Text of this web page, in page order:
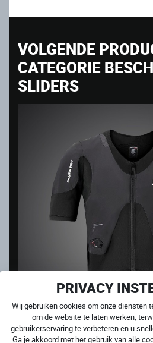
PRIVACY
Wij gebruiken cookies om onze diensten
om de website te laten werken,
gebruikerservaring te verbeteren en u
Ga je akkoord met het gebruik van alle
VOLGENDE
CATEGORIE
SLIDERS
TECH-AIR® 5 PLASMA